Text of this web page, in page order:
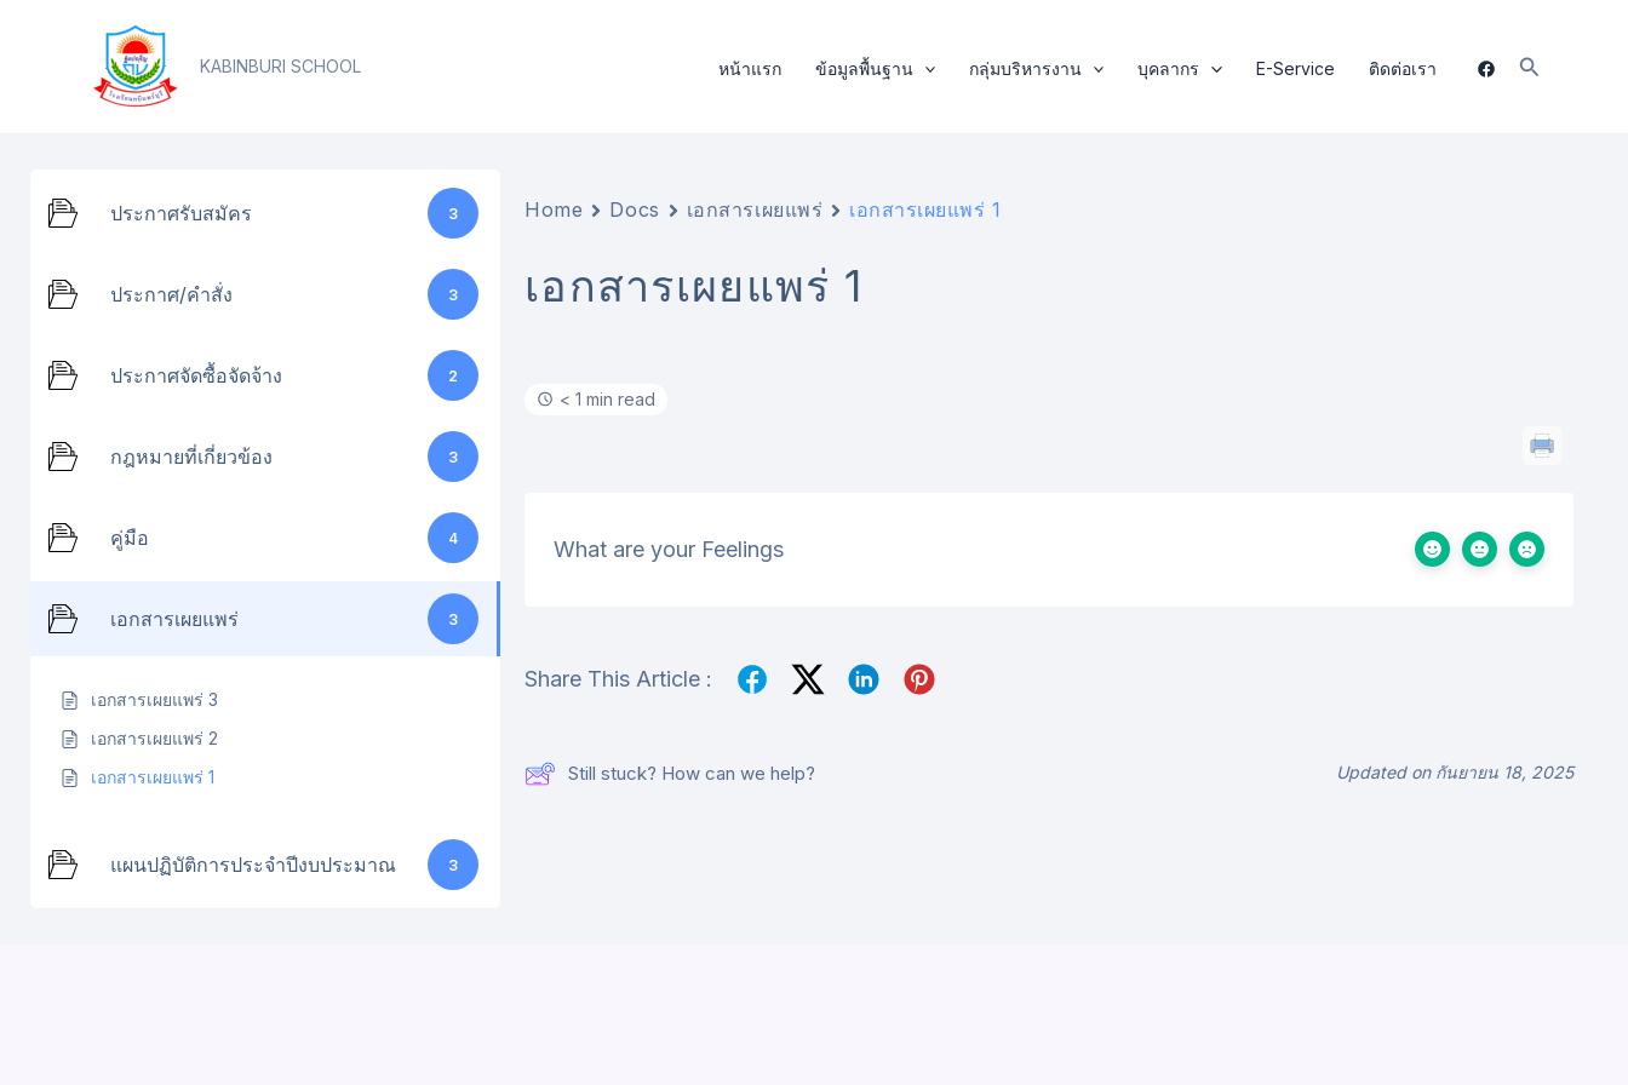
KABINBURI SCHOOL หน้าแรก ข้อมูลพื้นฐาน กลุ่มบริหารงาน บุคลากร E-Service ติดต่อเรา Search
ประกาศรับสมัคร 3
ประกาศ/คำสั่ง 3
ประกาศจัดซื้อจัดจ้าง 2
กฎหมายที่เกี่ยวข้อง 3
คู่มือ 4
เอกสารเผยแพร่ 3
เอกสารเผยแพร่ 3
เอกสารเผยแพร่ 2
เอกสารเผยแพร่ 1
แผนปฏิบัติการประจำปีงบประมาณ 3
Home Docs เอกสารเผยแพร่ เอกสารเผยแพร่ 1
เอกสารเผยแพร่ 1
< 1 min read
What are your Feelings
Share This Article :
Still stuck? How can we help? Updated on กันยายน 18, 2025